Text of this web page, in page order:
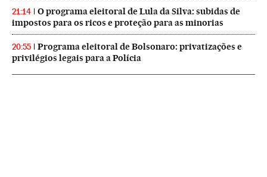
21:14
O programa eleitoral de Lula da Silva: subidas de
impostos para os ricos e proteção para as minorias
20:55
Programa eleitoral de Bolsonaro: privatizações e
privilégios legais para a Polícia